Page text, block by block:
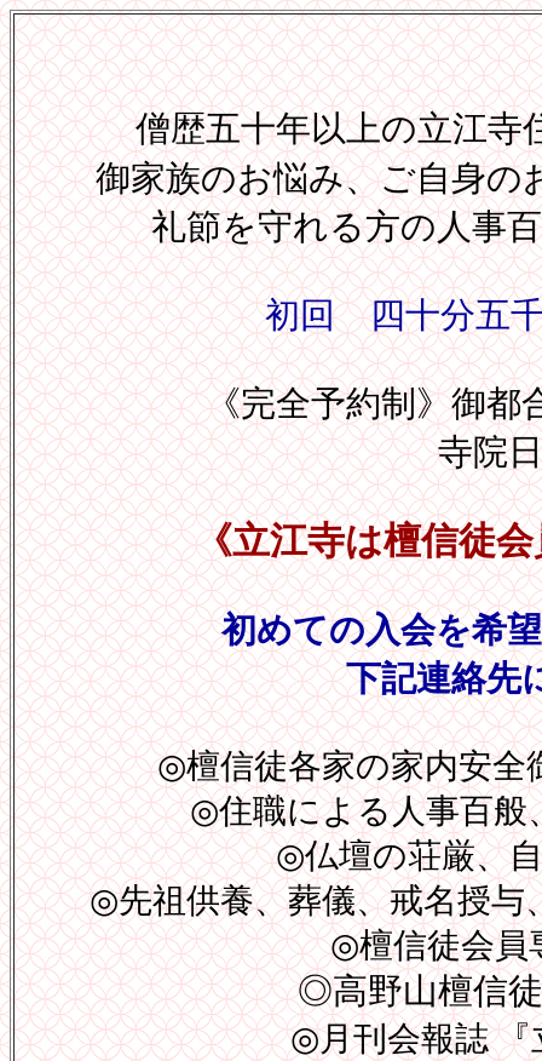
僧歴五十年以上の立江
御家族のお悩み、ご自身の
礼節を守れる方の人事
初回 四十分五
《完全予約制》御都
寺院
《立江寺は檀信徒
初めての入会を希
下記連絡先
◎檀信徒各家の家内安全
◎住職による人事百般
◎仏壇の荘厳、
◎先祖供養、葬儀、戒名授与
◎檀信徒会員
◎高野山檀信
◎月刊会報誌 『